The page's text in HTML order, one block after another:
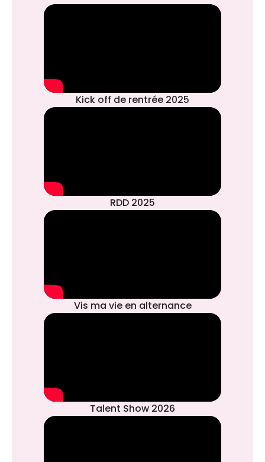
Kick off de rentrée 2025
RDD 2025
Vis ma vie en alternance
Talent Show 2026